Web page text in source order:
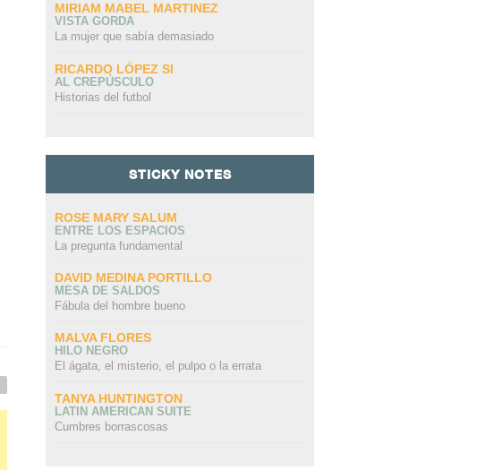
MIRIAM MABEL MARTINEZ
VISTA GORDA
La mujer que sabía demasiado
RICARDO LÓPEZ SI
AL CREPÚSCULO
Historias del futbol
STICKY NOTES
ROSE MARY SALUM
ENTRE LOS ESPACIOS
La pregunta fundamental
DAVID MEDINA PORTILLO
MESA DE SALDOS
Fábula del hombre bueno
MALVA FLORES
HILO NEGRO
El ágata, el misterio, el pulpo o la errata
TANYA HUNTINGTON
LATIN AMERICAN SUITE
Cumbres borrascosas